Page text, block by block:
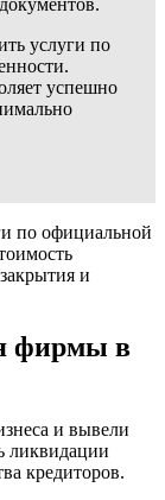
услуги по
успешно
по официальной
и
фирмы в
и вывели
ликвидации
кредиторов.